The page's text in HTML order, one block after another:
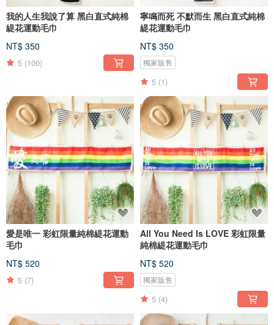
我的人生我說了算 黑白直式純棉
緹花運動毛巾
NT$ 350
5 (100)
寧鳴而死 不默而生 黑白直式純棉
緹花運動毛巾
NT$ 350
獨家販售
5 (1)
愛是唯一 彩虹限量純棉緹花運動
毛巾
NT$ 520
5 (7)
All You Need Is LOVE 彩虹限量
純棉緹花運動毛巾
NT$ 520
獨家販售
5 (4)